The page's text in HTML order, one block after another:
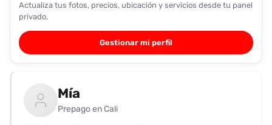
Favoritos
Pronto
podrás
registrarte
guardar
favoritas
Actualiza tus fotos, precios, ubicación y servicios desde tu panel
privado.
Gestionar mi perfil
Mía
Prepago en Cali